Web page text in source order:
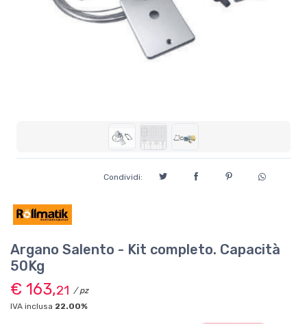
Condividi:
Argano Salento - Kit completo. Capacità
50Kg
€ 163,21 / pz
IVA inclusa 22.00%